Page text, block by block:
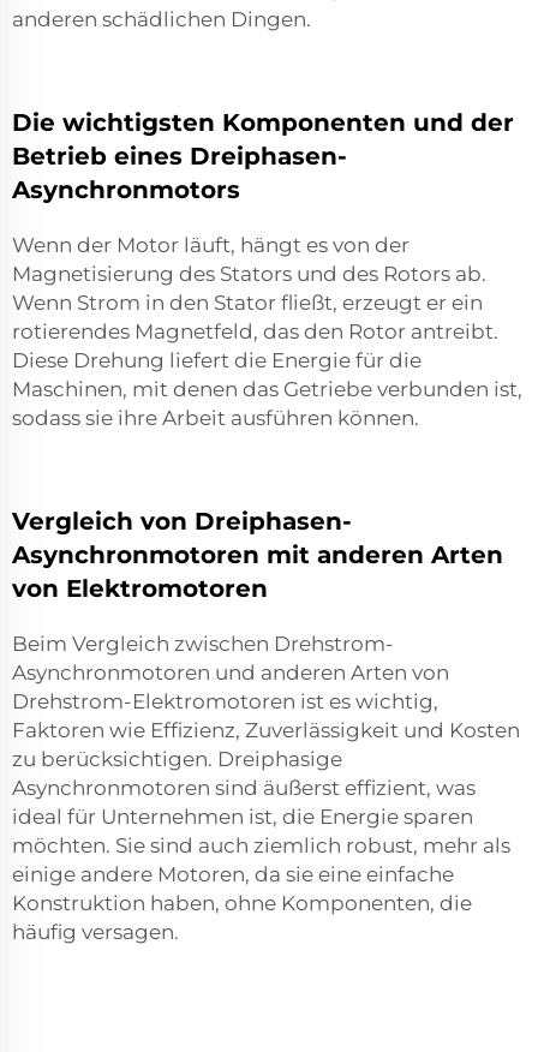
anderen schädlichen Dingen.
Die wichtigsten Komponenten und der
Betrieb eines Dreiphasen-
Asynchronmotors
Wenn der Motor läuft, hängt es von der
Magnetisierung des Stators und des Rotors ab.
Wenn Strom in den Stator fließt, erzeugt er ein
rotierendes Magnetfeld, das den Rotor antreibt.
Diese Drehung liefert die Energie für die
Maschinen, mit denen das Getriebe verbunden ist,
sodass sie ihre Arbeit ausführen können.
Vergleich von Dreiphasen-
Asynchronmotoren mit anderen Arten
von Elektromotoren
Beim Vergleich zwischen Drehstrom-
Asynchronmotoren und anderen Arten von
Drehstrom-Elektromotoren ist es wichtig,
Faktoren wie Effizienz, Zuverlässigkeit und Kosten
zu berücksichtigen. Dreiphasige
Asynchronmotoren sind äußerst effizient, was
ideal für Unternehmen ist, die Energie sparen
möchten. Sie sind auch ziemlich robust, mehr als
einige andere Motoren, da sie eine einfache
Konstruktion haben, ohne Komponenten, die
häufig versagen.